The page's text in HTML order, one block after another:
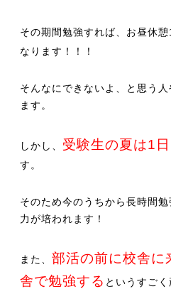
その期間勉強すれば、お昼休
なります！！！
そんなにできないよ、と思う
ます。
しかし、 受験生の夏は1
す。
そのため今のうちから長時間
力が培われます！
また、 部活の前に校舎に
舎で勉強する というすごく